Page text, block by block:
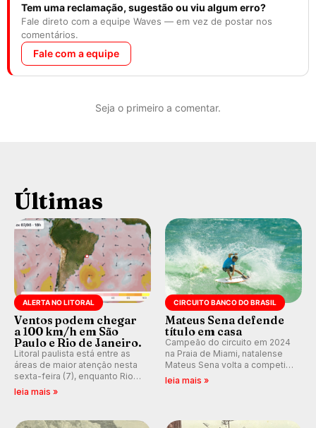
Tem uma reclamação, sugestão ou viu algum erro?
Fale direto com a equipe Waves — em vez de postar nos
comentários.
Fale com a equipe
Seja o primeiro a comentar.
Últimas
ALERTA NO LITORAL
Ventos podem chegar
a 100 km/h em São
Paulo e Rio de Janeiro.
Litoral paulista está entre as
áreas de maior atenção nesta
sexta-feira (7), enquanto Rio
de Janeiro também recebe
km/h em Itanhaém.
leia mais »
CIRCUITO BANCO DO BRASIL
Mateus Sena defende
título em casa
Campeão do circuito em 2024
na Praia de Miami, natalense
Mateus Sena volta a competir
em casa em busca de manter a
leia mais »